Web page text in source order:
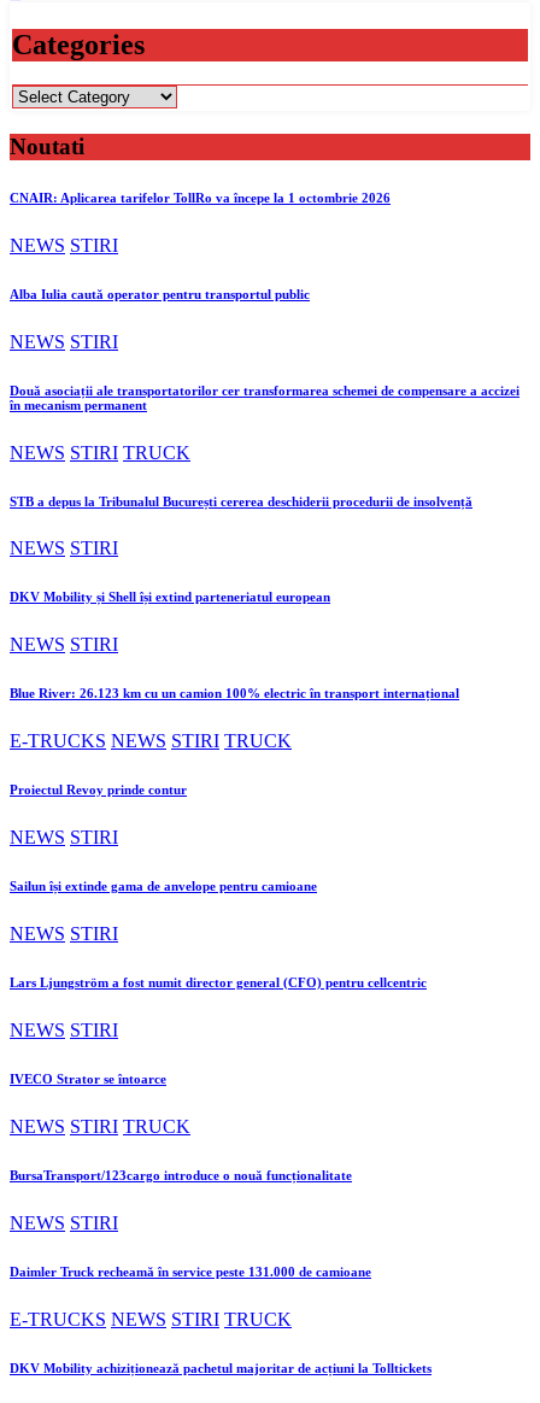
Categories
Categories
Noutati
CNAIR: Aplicarea tarifelor TollRo va începe la 1 octombrie 2026
NEWS STIRI
Alba Iulia caută operator pentru transportul public
NEWS STIRI
Două asociații ale transportatorilor cer transformarea schemei de compensare a accizei
în mecanism permanent
NEWS STIRI TRUCK
STB a depus la Tribunalul București cererea deschiderii procedurii de insolvență
NEWS STIRI
DKV Mobility și Shell își extind parteneriatul european
NEWS STIRI
Blue River: 26.123 km cu un camion 100% electric în transport internațional
E-TRUCKS NEWS STIRI TRUCK
Proiectul Revoy prinde contur
NEWS STIRI
Sailun își extinde gama de anvelope pentru camioane
NEWS STIRI
Lars Ljungström a fost numit director general (CFO) pentru cellcentric
NEWS STIRI
IVECO Strator se întoarce
NEWS STIRI TRUCK
BursaTransport/123cargo introduce o nouă funcționalitate
NEWS STIRI
Daimler Truck recheamă în service peste 131.000 de camioane
E-TRUCKS NEWS STIRI TRUCK
DKV Mobility achiziționează pachetul majoritar de acțiuni la Tolltickets